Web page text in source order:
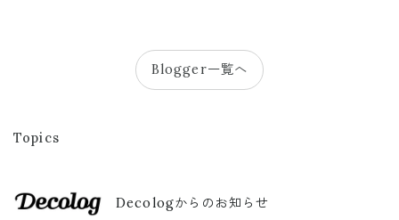
Blogger一覧へ
Topics
Decologからのお知らせ